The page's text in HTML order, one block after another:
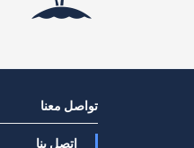
تواصل معنا
اتصل بنا